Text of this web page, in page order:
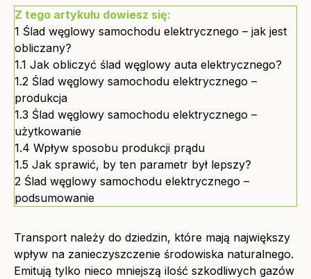
Z tego artykułu dowiesz się:
1 Ślad węglowy samochodu elektrycznego – jak jest
obliczany?
1.1 Jak obliczyć ślad węglowy auta elektrycznego?
1.2 Ślad węglowy samochodu elektrycznego –
produkcja
1.3 Ślad węglowy samochodu elektrycznego –
użytkowanie
1.4 Wpływ sposobu produkcji prądu
1.5 Jak sprawić, by ten parametr był lepszy?
2 Ślad węglowy samochodu elektrycznego –
podsumowanie
Transport należy do dziedzin, które mają największy
wpływ na zanieczyszczenie środowiska naturalnego.
Emitują tylko nieco mniejszą ilość szkodliwych gazów